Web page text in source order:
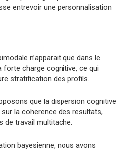
entrevoir une personnalisation
n’apparait que dans le
charge cognitive, ce qui
stratification des profils.
que la dispersion cognitive
la coherence des resultats,
de travail multitache.
bayesienne, nous avons